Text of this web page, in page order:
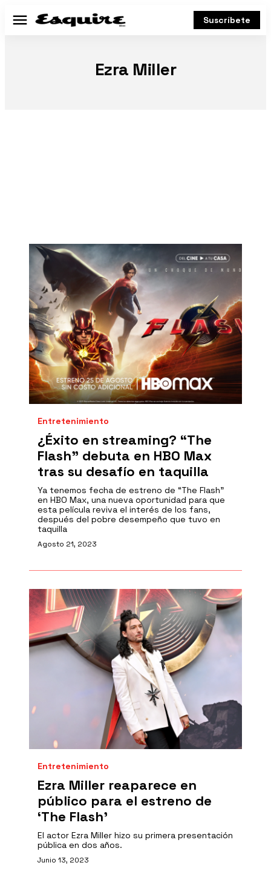
Menú Suscríbete
Ezra Miller
Entretenimiento
¿Éxito en streaming? “The
Flash” debuta en HBO Max
tras su desafío en taquilla
Ya tenemos fecha de estreno de “The Flash”
en HBO Max, una nueva oportunidad para que
esta película reviva el interés de los fans,
después del pobre desempeño que tuvo en
taquilla
Agosto 21, 2023
Entretenimiento
Ezra Miller reaparece en
público para el estreno de
‘The Flash’
El actor Ezra Miller hizo su primera presentación
pública en dos años.
Junio 13, 2023